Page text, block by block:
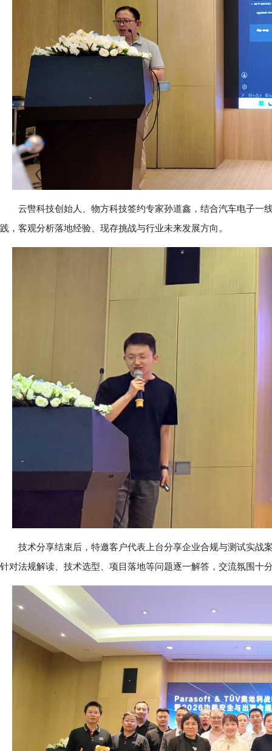
云辔科技创始人、物方科技签约专家孙道鑫，结合汽车电子一
践，客观分析落地经验、现存挑战与行业未来发展方向。
技术分享结束后，特邀客户代表上台分享企业合规与测试实战
针对法规解读、技术选型、项目落地等问题逐一解答，交流氛围十